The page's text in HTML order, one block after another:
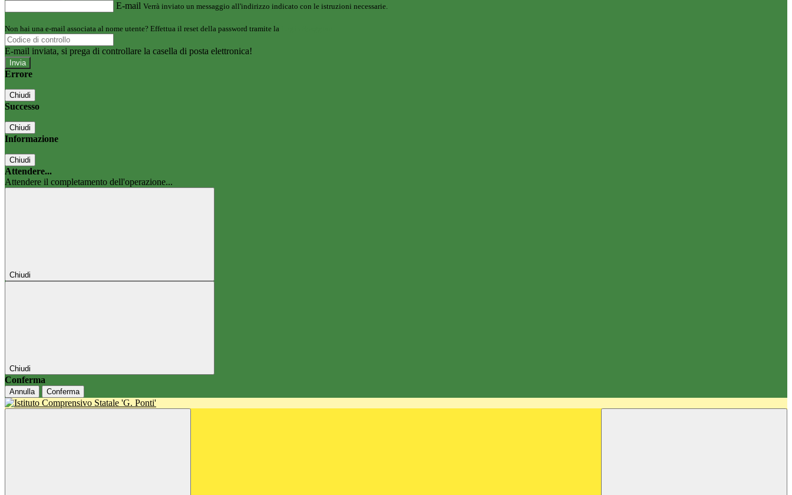
E-mail Verrà inviato un messaggio all'indirizzo indicato con le istruzioni necessarie.
Non hai una e-mail associata al nome utente? Effettua il reset della password tramite la
E-mail inviata, si prega di controllare la casella di posta elettronica!
Errore
Chiudi
Successo
Chiudi
Informazione
Chiudi
Attendere...
Attendere il completamento dell'operazione...
Chiudi
Chiudi
Conferma
Annulla Conferma